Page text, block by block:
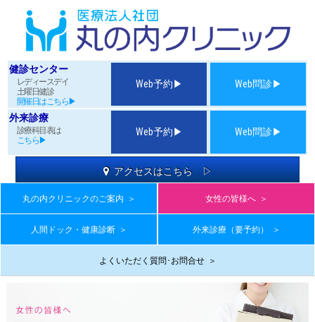
健診センター
レディースデイ
土曜日健診
開催日はこちら▶
Web予約▶ Web問診▶
外来診療
診療科目表は
こちら▶
Web予約▶ Web問診▶
アクセスはこちら ▷
丸の内クリニックのご案内 ＞ 女性の皆様へ ＞
人間ドック・健康診断 ＞ 外来診療（要予約） ＞
よくいただく質問･お問合せ ＞